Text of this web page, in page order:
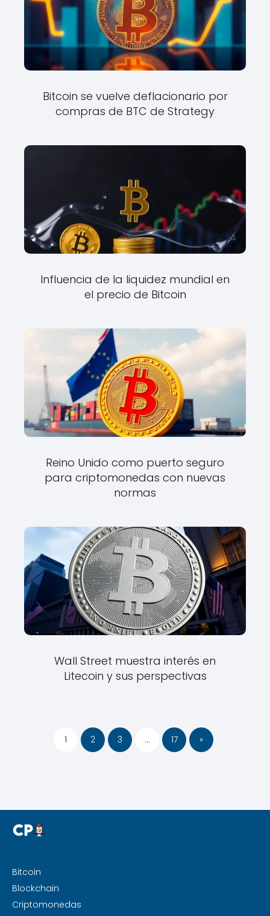
Bitcoin se vuelve deflacionario por
compras de BTC de Strategy
Influencia de la liquidez mundial en
el precio de Bitcoin
Reino Unido como puerto seguro
para criptomonedas con nuevas
normas
Wall Street muestra interés en
Litecoin y sus perspectivas
1 2 3 … 17 »
Bitcoin
Blockchain
Criptomonedas